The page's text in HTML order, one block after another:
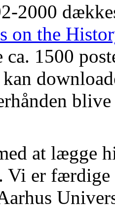
2000
on the
ca. 1500
at lægge
er færdige